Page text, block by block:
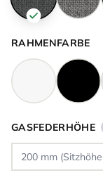
RAHMENFARBE
GASFEDERHÖHE